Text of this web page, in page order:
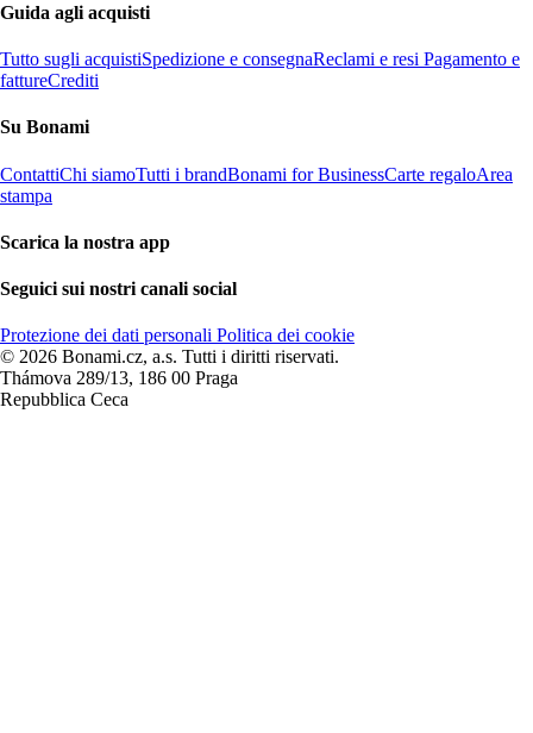
Guida agli acquisti
Tutto sugli acquistiSpedizione e consegnaReclami e resi Pagamento e
fattureCrediti
Su Bonami
ContattiChi siamoTutti i brandBonami for BusinessCarte regaloArea
stampa
Scarica la nostra app
Seguici sui nostri canali social
Protezione dei dati personali Politica dei cookie
© 2026 Bonami.cz, a.s. Tutti i diritti riservati.
Thámova 289/13, 186 00 Praga
Repubblica Ceca